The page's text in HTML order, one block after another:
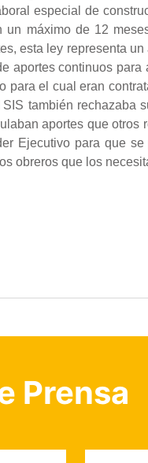
especial de
máximo de 12
esta ley representa
aportes continuos
para el cual eran
también rechazaba
aportes que
Ejecutivo para que
obreros que los
Prensa